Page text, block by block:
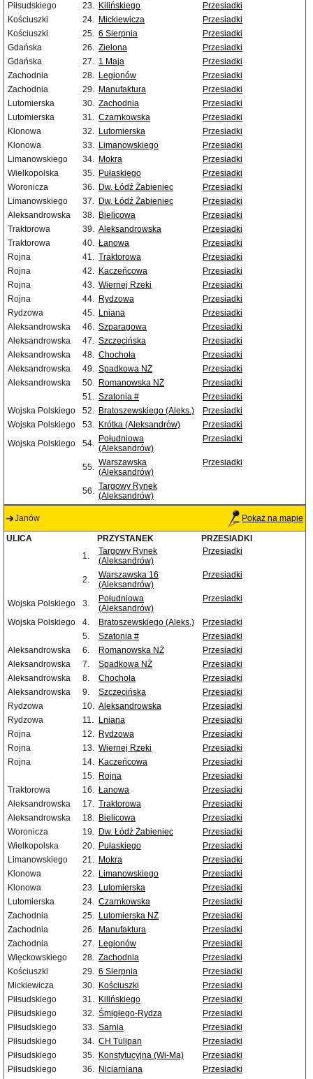
Piłsudskiego
23. Kilińskiego
Przesiadki
Kościuszki
24. Mickiewicza
Przesiadki
Kościuszki
25. 6 Sierpnia
Przesiadki
Gdańska
26. Zielona
Przesiadki
Gdańska
27. 1 Maja
Przesiadki
Zachodnia
28. Legionów
Przesiadki
Zachodnia
29. Manufaktura
Przesiadki
Lutomierska
30. Zachodnia
Przesiadki
Lutomierska
31. Czarnkowska
Przesiadki
Klonowa
32. Lutomierska
Przesiadki
Klonowa
33. Limanowskiego
Przesiadki
Limanowskiego
34. Mokra
Przesiadki
Wielkopolska
35. Pułaskiego
Przesiadki
Woronicza
36. Dw. Łódź Żabieniec
Przesiadki
Limanowskiego
37. Dw. Łódź Żabieniec
Przesiadki
Aleksandrowska
38. Bielicowa
Przesiadki
Traktorowa
39. Aleksandrowska
Przesiadki
Traktorowa
40. Łanowa
Przesiadki
Rojna
41. Traktorowa
Przesiadki
Rojna
42. Kaczeńcowa
Przesiadki
Rojna
43. Wiernej Rzeki
Przesiadki
Rojna
44. Rydzowa
Przesiadki
Rydzowa
45. Lniana
Przesiadki
Aleksandrowska
46. Szparagowa
Przesiadki
Aleksandrowska
47. Szczecińska
Przesiadki
Aleksandrowska
48. Chochoła
Przesiadki
Aleksandrowska
49. Spadkowa NŻ
Przesiadki
Aleksandrowska
50. Romanowska NŻ
Przesiadki
51. Szatonia #
Przesiadki
Wojska Polskiego
52. Bratoszewskiego (Aleks.)
Przesiadki
Wojska Polskiego
53. Krótka (Aleksandrów)
Przesiadki
Wojska Polskiego
54. Południowa
(Aleksandrów)
Przesiadki
55. Warszawska
(Aleksandrów)
Przesiadki
56. Targowy Rynek
(Aleksandrów)
Janów Pokaż na mapie
ULICA PRZYSTANEK
PRZESIADKI
1.
Targowy Rynek
(Aleksandrów)
Przesiadki
2.
Warszawska 16
(Aleksandrów)
Przesiadki
Wojska Polskiego 3.
Południowa
(Aleksandrów)
Przesiadki
Wojska Polskiego 4. Bratoszewskiego (Aleks.)
Przesiadki
5.
Szatonia #
Przesiadki
Aleksandrowska
6. Romanowska NŻ
Przesiadki
Aleksandrowska
7. Spadkowa NŻ
Przesiadki
Aleksandrowska
8. Chochoła
Przesiadki
Aleksandrowska
9. Szczecińska
Przesiadki
Rydzowa
10. Aleksandrowska
Przesiadki
Rydzowa
11. Lniana
Przesiadki
Rojna
12. Rydzowa
Przesiadki
Rojna
13. Wiernej Rzeki
Przesiadki
Rojna
14. Kaczeńcowa
Przesiadki
15. Rojna
Przesiadki
Traktorowa
16. Łanowa
Przesiadki
Aleksandrowska
17. Traktorowa
Przesiadki
Aleksandrowska
18. Bielicowa
Przesiadki
Woronicza
19. Dw. Łódź Żabieniec
Przesiadki
Wielkopolska
20. Pułaskiego
Przesiadki
Limanowskiego
21. Mokra
Przesiadki
Klonowa
22. Limanowskiego
Przesiadki
Klonowa
23. Lutomierska
Przesiadki
Lutomierska
24. Czarnkowska
Przesiadki
Zachodnia
25. Lutomierska NŻ
Przesiadki
Zachodnia
26. Manufaktura
Przesiadki
Zachodnia
27. Legionów
Przesiadki
Więckowskiego
28. Zachodnia
Przesiadki
Kościuszki
29. 6 Sierpnia
Przesiadki
Mickiewicza
30. Kościuszki
Przesiadki
Piłsudskiego
31. Kilińskiego
Przesiadki
Piłsudskiego
32. Śmigłego-Rydza
Przesiadki
Piłsudskiego
33. Sarnia
Przesiadki
Piłsudskiego
34. CH Tulipan
Przesiadki
Piłsudskiego
35. Konstytucyjna (Wi-Ma)
Przesiadki
Piłsudskiego
36. Niciarniana
Przesiadki